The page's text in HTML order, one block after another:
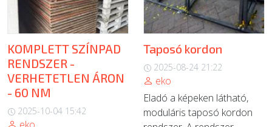
KOMPLETT SZÍNPAD
RENDSZER -
VERHETETLEN ÁRON
- 60 NM
2025-10-04 15:42
Taposó kordon
2025-08-24 21:22
eko
Eladó a képeken látható,
moduláris taposó kordon